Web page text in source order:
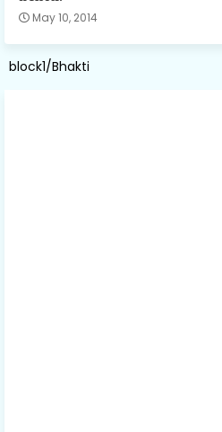
May 10, 2014
block1/Bhakti